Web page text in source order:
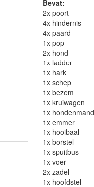
Bevat:
2x poort
4x hindernis
4x paard
1x pop
2x hond
1x ladder
1x hark
1x schep
1x bezem
1x kruiwagen
1x hondenmand
1x emmer
1x hooibaal
1x borstel
1x spuitbus
1x voer
2x zadel
1x hoofdstel